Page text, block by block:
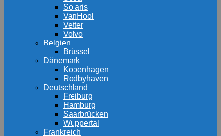
Solaris
VanHool
Vetter
Volvo
Belgien
Brüssel
Dänemark
Kopenhagen
Rodbyhaven
Deutschland
Freiburg
Hamburg
Saarbrücken
Wuppertal
Frankreich